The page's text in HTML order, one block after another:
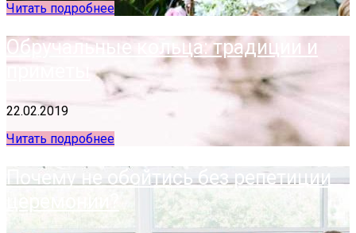
Читать подробнее
Обручальные кольца: традиции и
приметы
22.02.2019
Читать подробнее
Почему не обойтись без репетиции
церемонии?